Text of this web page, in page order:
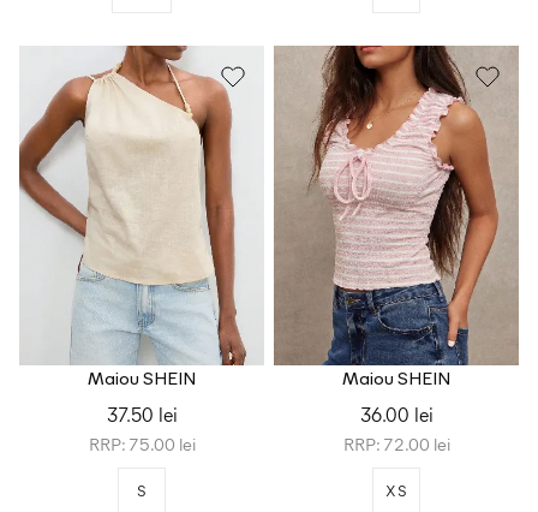
Maiou SHEIN
37.50 lei
RRP: 75.00 lei
S
Maiou SHEIN
36.00 lei
RRP: 72.00 lei
XS